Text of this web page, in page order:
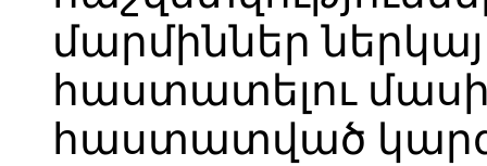
մարմիններ
հաստատելու
հաստատված